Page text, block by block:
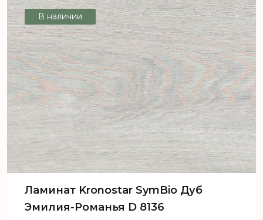
В наличии
Ламинат Kronostar SymBio Дуб
Эмилия-Романья D 8136